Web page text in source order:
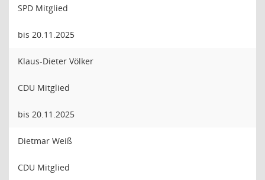
SPD Mitglied
bis 20.11.2025
Klaus-Dieter Völker
CDU Mitglied
bis 20.11.2025
Dietmar Weiß
CDU Mitglied